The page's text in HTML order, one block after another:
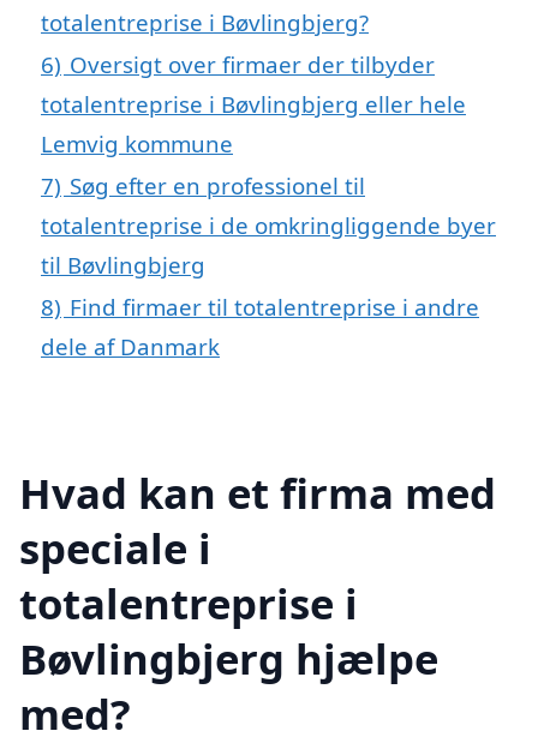
totalentreprise i Bøvlingbjerg?
6) Oversigt over firmaer der tilbyder
totalentreprise i Bøvlingbjerg eller hele
Lemvig kommune
7) Søg efter en professionel til
totalentreprise i de omkringliggende byer
til Bøvlingbjerg
8) Find firmaer til totalentreprise i andre
dele af Danmark
Hvad kan et firma med
speciale i
totalentreprise i
Bøvlingbjerg hjælpe
med?